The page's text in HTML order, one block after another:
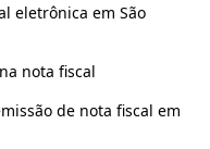
eletrônica em São
nota fiscal
de nota fiscal em